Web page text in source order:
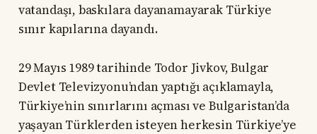
vatandaşı, baskılara dayanamayarak Türkiye
sınır kapılarına dayandı.
29 Mayıs 1989 tarihinde Todor Jivkov, Bulgar
Devlet Televizyonu’ndan yaptığı açıklamayla,
Türkiye’nin sınırlarını açması ve Bulgaristan’da
yaşayan Türklerden isteyen herkesin Türkiye’ye